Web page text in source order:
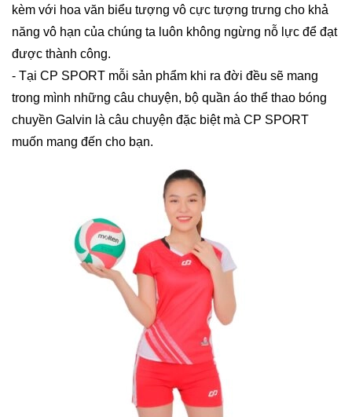
kèm với hoa văn biểu tượng vô cực tượng trưng cho khả
năng vô hạn của chúng ta luôn không ngừng nỗ lực để đạt
được thành công.
- Tại CP SPORT mỗi sản phẩm khi ra đời đều sẽ mang
trong mình những câu chuyện, bộ quần áo thể thao bóng
chuyền Galvin là câu chuyện đặc biệt mà CP SPORT
muốn mang đến cho bạn.